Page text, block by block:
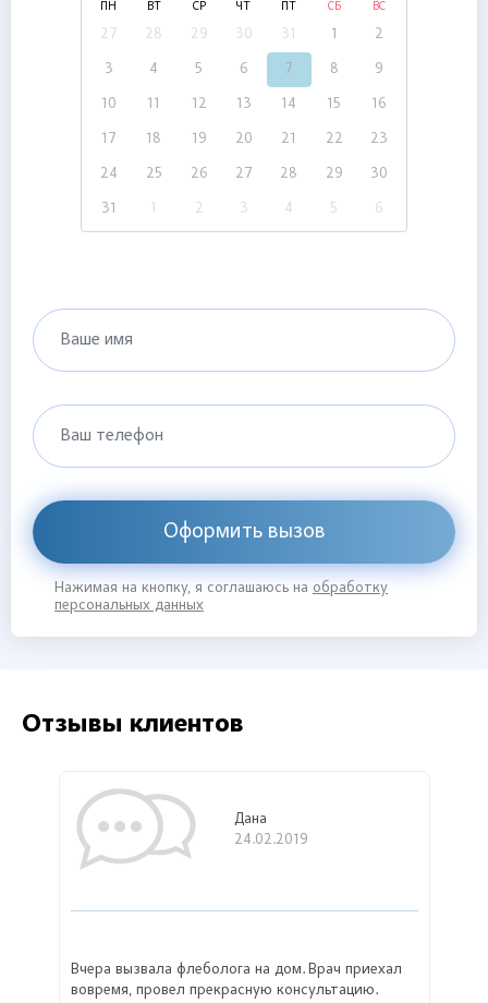
ПН ВТ СР ЧТ СБ ВС
27 28 29 30 31 1 2
3 4 5 6 7 8 9
10 11 12 13 14 15 16
17 18 19 20 21 22 23
24 25 26 27 28 29 30
31 1 2 3 4 5 6
Ваше имя
Ваш телефон
Оформить вызов
Нажимая на кнопку, я соглашаюсь на обработку
персональных данных
Отзывы клиентов
Дана
24.02.2019
Вчера вызвала флеболога на дом. Врач приехал
вовремя, провел прекрасную консультацию.